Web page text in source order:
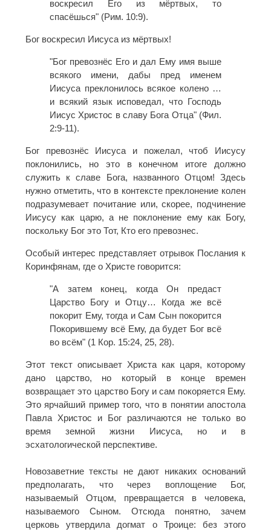
воскресил Его из мёртвых, то
спасёшься" (Рим. 10:9).
Бог воскресил Иисуса из мёртвых!
"Бог превознёс Его и дал Ему имя выше
всякого имени, дабы пред именем
Иисуса преклонилось всякое колено …
и всякий язык исповедал, что Господь
Иисус Христос в славу Бога Отца" (Фил.
2:9-11).
Бог превознёс Иисуса и пожелал, чтоб Иисусу
поклонились, но это в конечном итоге должно
служить к славе Бога, названного Отцом! Здесь
нужно отметить, что в контексте преклонение колен
подразумевает почитание или, скорее, подчинение
Иисусу как царю, а не поклонение ему как Богу,
поскольку Бог это Тот, Кто его превознес.
Особый интерес представляет отрывок Послания к
Коринфянам, где о Христе говорится:
"А затем конец, когда Он предаст
Царство Богу и Отцу… Когда же всё
покорит Ему, тогда и Сам Сын покорится
Покорившему всё Ему, да будет Бог всё
во всём" (1 Кор. 15:24, 25, 28).
Этот текст описывает Христа как царя, которому
дано царство, но который в конце времен
возвращает это царство Богу и сам покоряется Ему.
Это ярчайший пример того, что в понятии апостола
Павла Христос и Бог различаются не только во
время земной жизни Иисуса, но и в
эсхатологической перспективе.
Новозаветние тексты не дают никаких оснований
предполагать, что через воплощение Бог,
называемый Отцом, превращается в человека,
называемого Сыном. Отсюда понятно, зачем
церковь утвердила догмат о Троице: без этого